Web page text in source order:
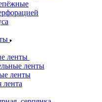
ленты
ленты
ленты
лента